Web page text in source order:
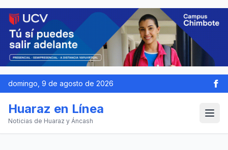
domingo, 9 de agosto de 2026
Huaraz en Línea
Noticias de Huaraz y Áncash